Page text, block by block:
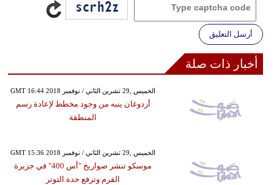
أرسل التعليق
أخبار ذات صلة
GMT 16:44 2018 الخميس ,29 تشرين الثاني / نوفمبر
أردوغان ينبه من وجود مخطط لإعادة رسم
المنطقة
GMT 15:36 2018 الخميس ,29 تشرين الثاني / نوفمبر
موسكو تنشر صواريخ "أس 400" في جزيرة
القرم وترفع حدة التوتر